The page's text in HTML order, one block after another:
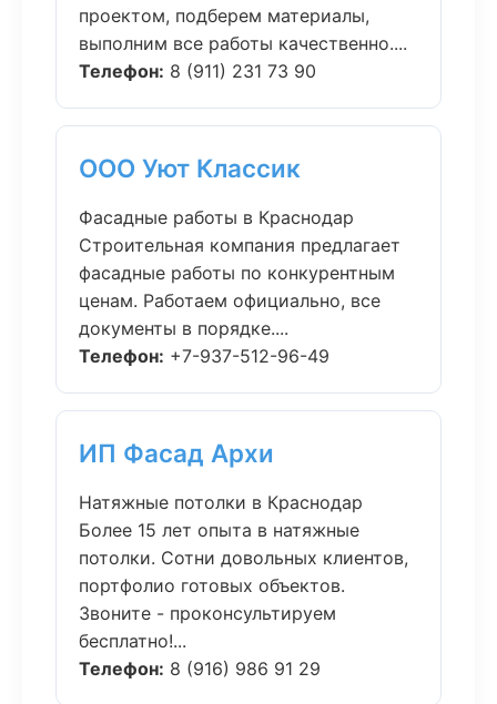
проектом, подберем материалы,
выполним все работы качественно....
Телефон: 8 (911) 231 73 90
ООО Уют Классик
Фасадные работы в Краснодар
Строительная компания предлагает
фасадные работы по конкурентным
ценам. Работаем официально, все
документы в порядке....
Телефон: +7-937-512-96-49
ИП Фасад Архи
Натяжные потолки в Краснодар
Более 15 лет опыта в натяжные
потолки. Сотни довольных клиентов,
портфолио готовых объектов.
Звоните - проконсультируем
бесплатно!...
Телефон: 8 (916) 986 91 29